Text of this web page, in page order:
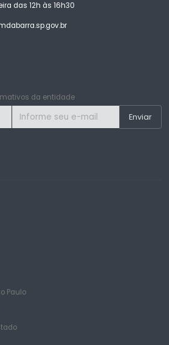
das 12h às 16h30
da entidade
Paulo